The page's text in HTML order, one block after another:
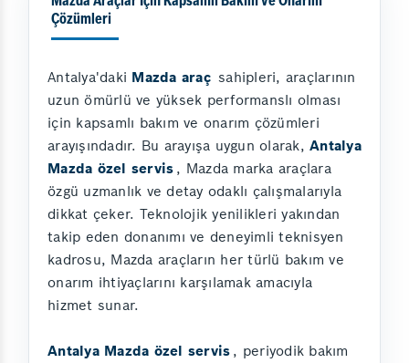
Çözümleri
Antalya'daki Mazda araç sahipleri, araçlarının
uzun ömürlü ve yüksek performanslı olması
için kapsamlı bakım ve onarım çözümleri
arayışındadır. Bu arayışa uygun olarak, Antalya
Mazda özel servis , Mazda marka araçlara
özgü uzmanlık ve detay odaklı çalışmalarıyla
dikkat çeker. Teknolojik yenilikleri yakından
takip eden donanımı ve deneyimli teknisyen
kadrosu, Mazda araçların her türlü bakım ve
onarım ihtiyaçlarını karşılamak amacıyla
hizmet sunar.
Antalya Mazda özel servis , periyodik bakım